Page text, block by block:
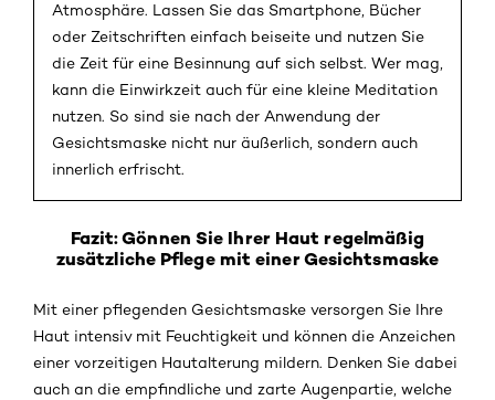
Atmosphäre. Lassen Sie das Smartphone, Bücher
oder Zeitschriften einfach beiseite und nutzen Sie
die Zeit für eine Besinnung auf sich selbst. Wer mag,
kann die Einwirkzeit auch für eine kleine Meditation
nutzen. So sind sie nach der Anwendung der
Gesichtsmaske nicht nur äußerlich, sondern auch
innerlich erfrischt.
Fazit: Gönnen Sie Ihrer Haut regelmäßig
zusätzliche Pflege mit einer Gesichtsmaske
Mit einer pflegenden Gesichtsmaske versorgen Sie Ihre
Haut intensiv mit Feuchtigkeit und können die Anzeichen
einer vorzeitigen Hautalterung mildern. Denken Sie dabei
auch an die empfindliche und zarte Augenpartie, welche